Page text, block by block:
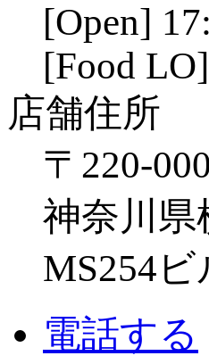
[Open]
[Food
店舗住所
〒220-
神奈川県
MS254ビ
電話する